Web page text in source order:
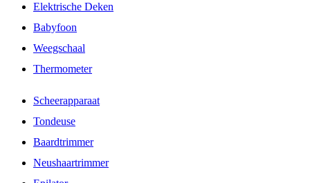
Elektrische Deken
Babyfoon
Weegschaal
Thermometer
Scheerapparaat
Tondeuse
Baardtrimmer
Neushaartrimmer